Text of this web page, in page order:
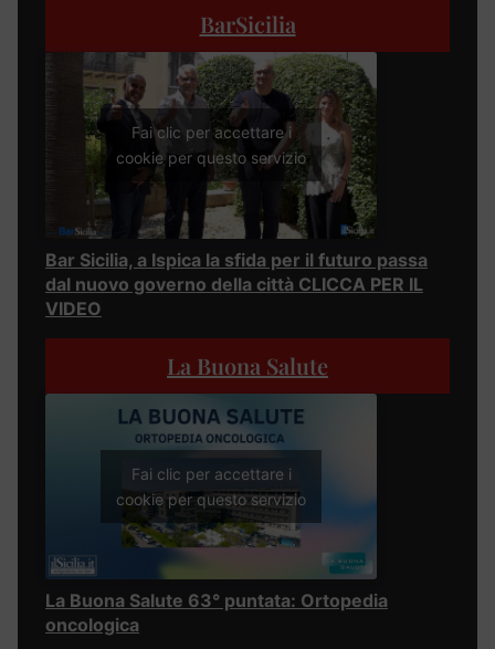
BarSicilia
Fai clic per accettare i
cookie per questo servizio
Bar Sicilia, a Ispica la sfida per il futuro passa
dal nuovo governo della città CLICCA PER IL
VIDEO
La Buona Salute
Fai clic per accettare i
cookie per questo servizio
La Buona Salute 63° puntata: Ortopedia
oncologica